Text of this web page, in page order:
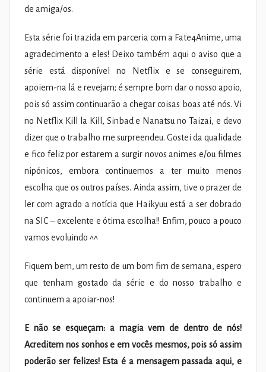
de amiga/os.
Esta série foi trazida em parceria com a Fate4Anime, uma
agradecimento a eles! Deixo também aqui o aviso que a
série está disponível no Netflix e se conseguirem,
apoiem-na lá e revejam; é sempre bom dar o nosso apoio,
pois só assim continuarão a chegar coisas boas até nós. Vi
no Netflix Kill la Kill, Sinbad e Nanatsu no Taizai, e devo
dizer que o trabalho me surpreendeu. Gostei da qualidade
e fico feliz por estarem a surgir novos animes e/ou filmes
nipónicos, embora continuemos a ter muito menos
escolha que os outros países. Ainda assim, tive o prazer de
ler com agrado a notícia que Haikyuu está a ser dobrado
na SIC – excelente e ótima escolha!! Enfim, pouco a pouco
vamos evoluindo ^^
Fiquem bem, um resto de um bom fim de semana, espero
que tenham gostado da série e do nosso trabalho e
continuem a apoiar-nos!
E não se esqueçam: a magia vem de dentro de nós!
Acreditem nos sonhos e em vocês mesmos, pois só assim
poderão ser felizes! Esta é a mensagem passada aqui, e